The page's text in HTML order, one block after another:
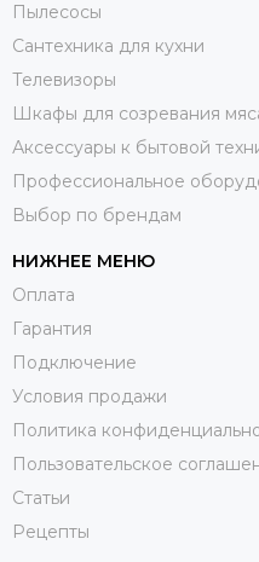
Пылесосы
Сантехника для кухни
Телевизоры
Шкафы для созревания
Аксессуары к бытовой
Профессиональное
Выбор по брендам
НИЖНЕЕ МЕНЮ
Оплата
Гарантия
Подключение
Условия продажи
Политика
Пользовательское
Статьи
Рецепты